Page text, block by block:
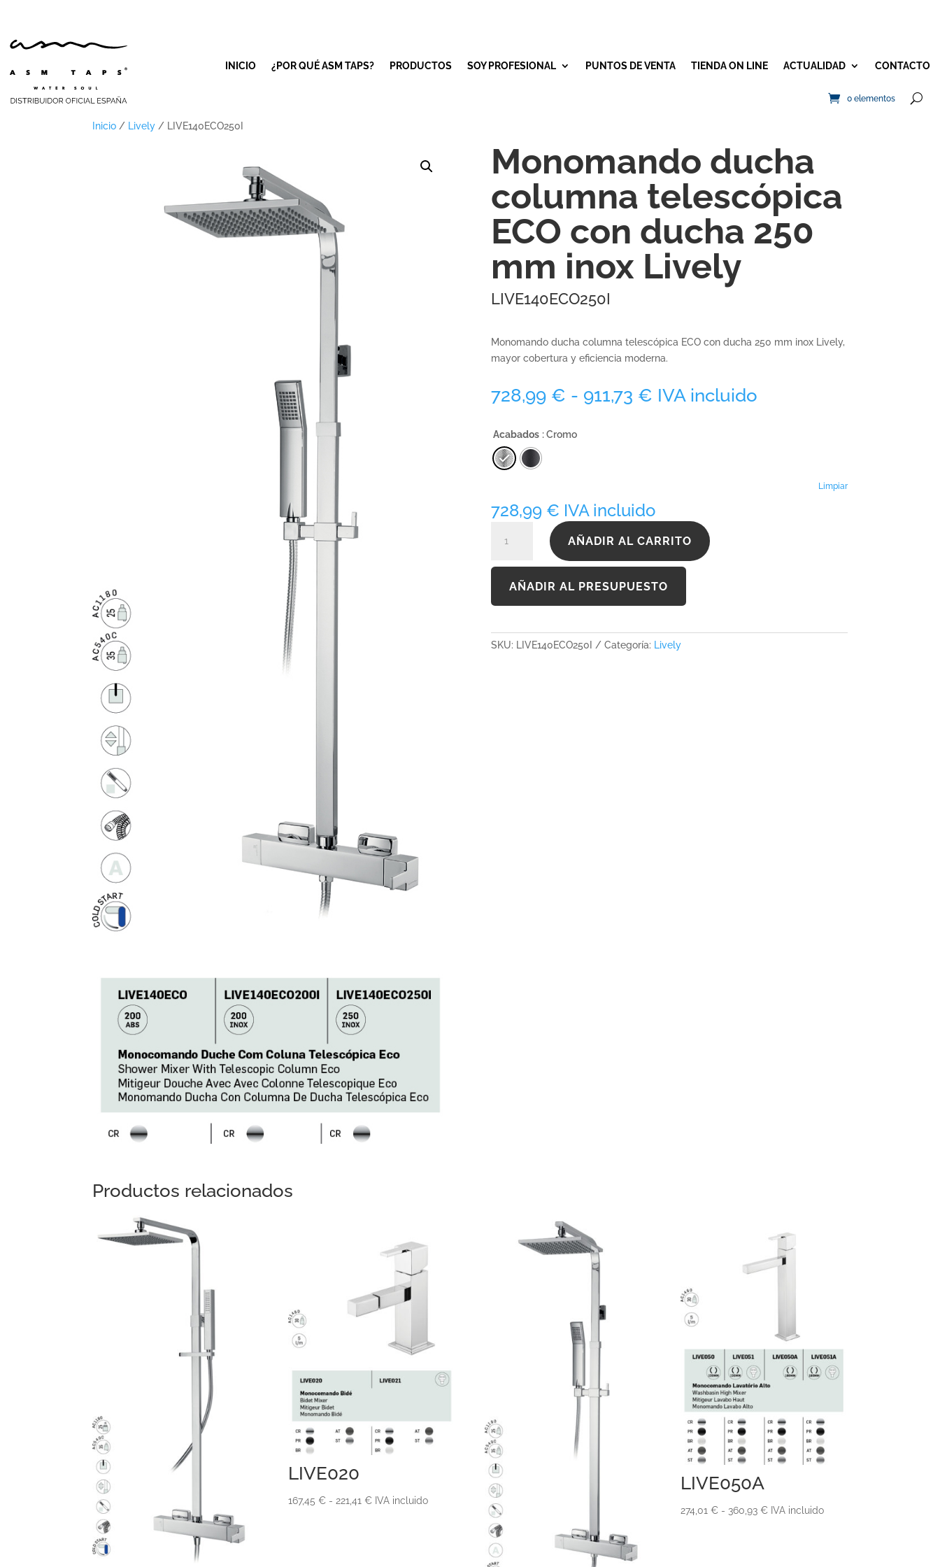
INICIO ¿POR QUÉ ASM TAPS? PRODUCTOS SOY PROFESIONAL PUNTOS DE VENTA TIENDA ON LINE ACTUALIDAD CONTACTO
0 elementos
Inicio / Lively / LIVE140ECO250I
Monomando ducha
columna telescópica
ECO con ducha 250
mm inox Lively
LIVE140ECO250I
Monomando ducha columna telescópica ECO con ducha 250 mm inox Lively,
mayor cobertura y eficiencia moderna.
728,99 € - 911,73 €Rango
IVA incluido
Acabados : Cromo
Limpiar
728,99 € IVA incluido
LIVE140ECO250I
cantidad
AÑADIR AL CARRITO
AÑADIR AL PRESUPUESTO
SKU: LIVE140ECO250I Categoría: Lively
Productos relacionados
LIVE020
167,45€ - 221,41€Rango
IVA incluido
LIVE050A
274,01 € - 360,93 €Rango
IVA incluido